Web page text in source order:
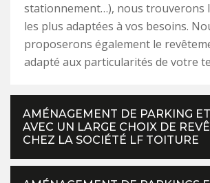
stationnement…), nous trouverons
les plus adaptées à vos besoins.
proposerons également le
adapté aux particularités de votre
AMÉNAGEMENT DE PARKING
AVEC UN LARGE CHOIX DE
CHEZ LA SOCIÉTÉ LF TOITURE